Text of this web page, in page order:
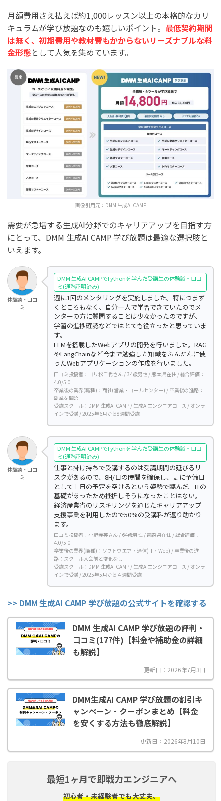
月額費用さえ払えば約1,000レッスン以上の本格的なカリ
キュラムが学び放題なのも嬉しいポイント。 最低契約期間
は無く、初期費用や教材費もかからないリーズナブルな料
金形態として人気を集めています。
画像引用元： DMM 生成AI CAMP
需要が急増する生成AI分野でのキャリアアップを目指す方
にとって、DMM 生成AI CAMP 学び放題は最適な選択肢と
いえます。
体験談・口コ
ミ
DMM 生成AI CAMPでPythonを学んだ受講生の体験談・口コ
ミ(通塾証明済み)
週に1回のメンタリングを実施しました。特につまず
くところもなく、自分一人で学習できていたのでメ
ンターの方に質問することは少なかったのですが、
学習の進捗確認などではとても役立ったと思っていま
す。
LLMを搭載したWebアプリの開発を行いました。RAG
やLangChainなど今まで勉強した知識をふんだんに使
ったWebアプリケーションの作成を行いました。
口コミ投稿者：ゴリ松千代さん / 34歳男性 / 熊本県在住 / 総合評価：
4.0/5.0
卒業後の業界(職種)：商社(営業・コールセンター) / 卒業後の進路：
副業を開始
受講スクール：DMM 生成AI CAMP / 生成AIエンジニアコース / オンラ
インで受講 / 2025年6月から8週間受講
体験談・口コ
ミ
DMM 生成AI CAMPでPythonを学んだ受講生の体験談・口コ
ミ(通塾証明済み)
仕事と掛け持ちで受講するのは受講期間の延びるリ
スクがあるので、8H/日の時間を確保し、更に予備日
として土日の予定を空けるという姿勢で臨んだ。ITの
基礎があったため挫折しそうになったことはない。
経済産業省のリスキリングを通じたキャリアアップ
支援事業を利用したので50%の受講料が返り助かり
ます。
口コミ投稿者：小野義英さん / 64歳男性 / 青森県在住 / 総合評価：
4.0/5.0
卒業後の業界(職種)：ソフトウエア・通信(IT・Web) / 卒業後の進
路：スクール入会前と変化なし
受講スクール：DMM 生成AI CAMP / 生成AIエンジニアコース / オンラ
インで受講 / 2025年5月から４週間受講
>> DMM 生成AI CAMP 学び放題の公式サイトを確認する
DMM 生成AI CAMP 学び放題の評判・
口コミ(177件)【料金や補助金の詳細
も解説】
更新日：2026年7月3日
DMM生成AI CAMP 学び放題の割引キ
ャンペーン・クーポンまとめ【料金
を安くする方法も徹底解説】
更新日：2026年8月10日
最短1ヶ月で即戦力エンジニアへ
初心者・未経験者でも大丈夫。